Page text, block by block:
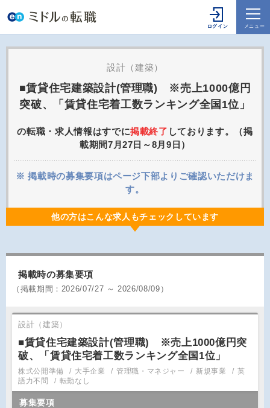
設計（建築）
■賃貸住宅建築設計(管理職) ※売上1000億円
突破、「賃貸住宅着工数ランキング全国1位」
の転職・求人情報はすでに掲載終了 しております。（掲
載期間7月27日～8月9日）
※ 掲載時の募集要項はページ下部よりご確認いただけま
す。
他の方はこんな求人もチェックしています
掲載時の募集要項
（ 掲載期間： 2026/07/27 ～ 2026/08/09）
設計（建築）
■賃貸住宅建築設計(管理職) ※売上1000億円突
破、「賃貸住宅着工数ランキング全国1位」
株式公開準備 大手企業 管理職・マネジャー 新規事業
英
語力不問
転勤なし
募集要項